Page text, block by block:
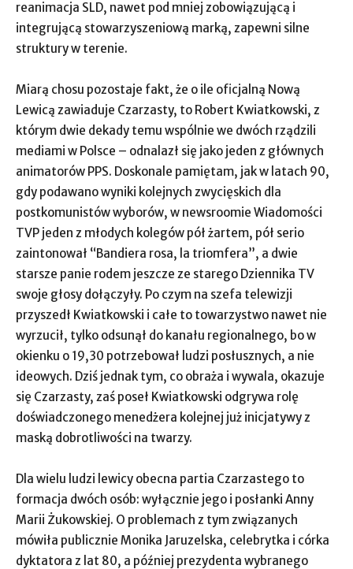
reanimacja SLD, nawet pod mniej zobowiązującą i
integrującą stowarzyszeniową marką, zapewni silne
struktury w terenie.
Miarą chosu pozostaje fakt, że o ile oficjalną Nową
Lewicą zawiaduje Czarzasty, to Robert Kwiatkowski, z
którym dwie dekady temu wspólnie we dwóch rządzili
mediami w Polsce – odnalazł się jako jeden z głównych
animatorów PPS. Doskonale pamiętam, jak w latach 90,
gdy podawano wyniki kolejnych zwycięskich dla
postkomunistów wyborów, w newsroomie Wiadomości
TVP jeden z młodych kolegów pół żartem, pół serio
zaintonował “Bandiera rosa, la triomfera”, a dwie
starsze panie rodem jeszcze ze starego Dziennika TV
swoje głosy dołączyły. Po czym na szefa telewizji
przyszedł Kwiatkowski i całe to towarzystwo nawet nie
wyrzucił, tylko odsunął do kanału regionalnego, bo w
okienku o 19,30 potrzebował ludzi posłusznych, a nie
ideowych. Dziś jednak tym, co obraża i wywala, okazuje
się Czarzasty, zaś poseł Kwiatkowski odgrywa rolę
doświadczonego menedżera kolejnej już inicjatywy z
maską dobrotliwości na twarzy.
Dla wielu ludzi lewicy obecna partia Czarzastego to
formacja dwóch osób: wyłącznie jego i posłanki Anny
Marii Żukowskiej. O problemach z tym związanych
mówiła publicznie Monika Jaruzelska, celebrytka i córka
dyktatora z lat 80, a później prezydenta wybranego